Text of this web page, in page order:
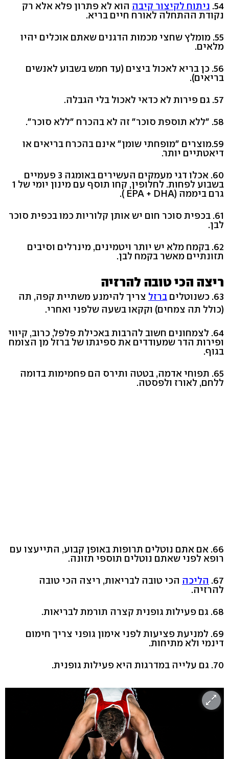
54. ניתוח לקיצור קיבה הוא לא פתרון פלא אלא רק
נקודת ההתחלה לאורח חיים בריא.
55. מומלץ שחצי מכמות הדגנים שאתם אוכלים יהיו
מלאים.
56. כן בריא לאכול ביצים (עד חמש בשבוע לאנשים
בריאים).
57. גם פירות לא כדאי לאכול בלי הגבלה.
58. "ללא תוספת סוכר" זה לא בהכרח "ללא סוכר".
59.מוצרים "מופחתי שומן" אינם בהכרח בריאים או
דיאטתיים יותר.
60. אכלו דגי מעמקים העשירים באומגה 3 פעמיים
בשבוע לפחות. לחלופין, קחו תוסף עם מינון יומי של 1
גרם ביממה (EPA + DHA ).
61. בכפית סוכר חום יש אותן קלוריות כמו בכפית סוכר
לבן.
62. בקמח מלא יש יותר ויטמינים, מינרלים וסיבים
תזונתיים מאשר בקמח לבן.
ריצה הכי טובה להרזיה
63. כשנוטלים ברזל צריך להימנע משתיית קפה, תה
(כולל תה צמחים) וקקאו בשעה שלפני ואחרי.
64. לצמחונים חשוב להרבות באכילת פלפל, כרוב, קיווי
ופירות הדר שמעודדים את ספיגתו של ברזל מן הצומח
בגוף.
65. תפוחי אדמה, בטטה ותירס הם פחמימות בדומה
ללחם, לאורז ולפסטה.
66. אם אתם נוטלים תרופות באופן קבוע, התייעצו עם
רופא לפני שאתם נוטלים תוספי תזונה.
67. הליכה הכי טובה לבריאות, ריצה הכי טובה
להרזיה.
68. גם פעילות גופנית קצרה תורמת לבריאות.
69. למניעת פציעות לפני אימון גופני צריך חימום
דינמי ולא מתיחות.
70. גם עלייה במדרגות היא פעילות גופנית.